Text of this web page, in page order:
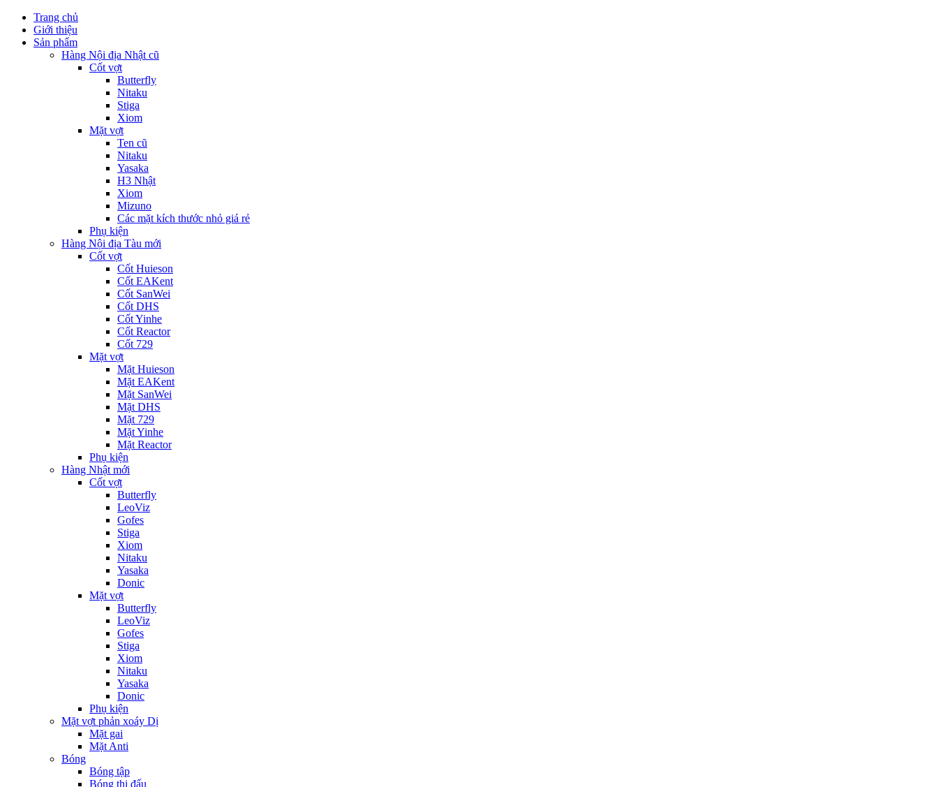
Trang chủ
Giới thiệu
Sản phẩm
Hàng Nội địa Nhật cũ
Cốt vợt
Butterfly
Nitaku
Stiga
Xiom
Mặt vợt
Ten cũ
Nitaku
Yasaka
H3 Nhật
Xiom
Mizuno
Các mặt kích thước nhỏ giá rẻ
Phụ kiện
Hàng Nội địa Tàu mới
Cốt vợt
Cốt Huieson
Cốt EAKent
Cốt SanWei
Cốt DHS
Cốt Yinhe
Cốt Reactor
Cốt 729
Mặt vợt
Mặt Huieson
Mặt EAKent
Mặt SanWei
Mặt DHS
Mặt 729
Mặt Yinhe
Mặt Reactor
Phụ kiện
Hàng Nhật mới
Cốt vợt
Butterfly
LeoViz
Gofes
Stiga
Xiom
Nitaku
Yasaka
Donic
Mặt vợt
Butterfly
LeoViz
Gofes
Stiga
Xiom
Nitaku
Yasaka
Donic
Phụ kiện
Mặt vợt phản xoáy Dị
Mặt gai
Mặt Anti
Bóng
Bóng tập
Bóng thi đấu